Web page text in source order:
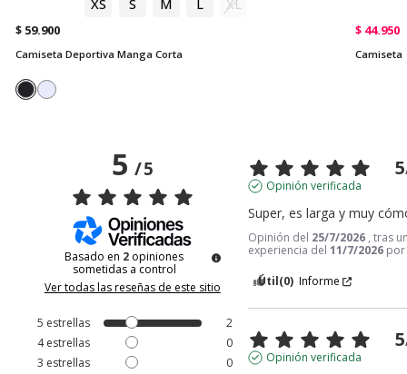
XS S M L XL
$ 59.900
Camiseta Deportiva Manga Corta
$ 44.950
Camiseta
5/5
Basado en 2 opiniones
sometidas a control
Ver todas las reseñas de este sitio
5 estrellas
2
4estrellas
0
3 estrellas
0
5
Opinión verificada
Super, es larga y muy
Opinión del 25/7/2026 , tras
experiencia del11/7/2026
Útil(0) Informe
5
Opinión verificada